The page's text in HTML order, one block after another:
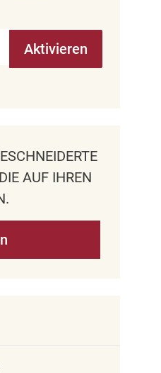
Aktivieren
J
AUF IHREN I